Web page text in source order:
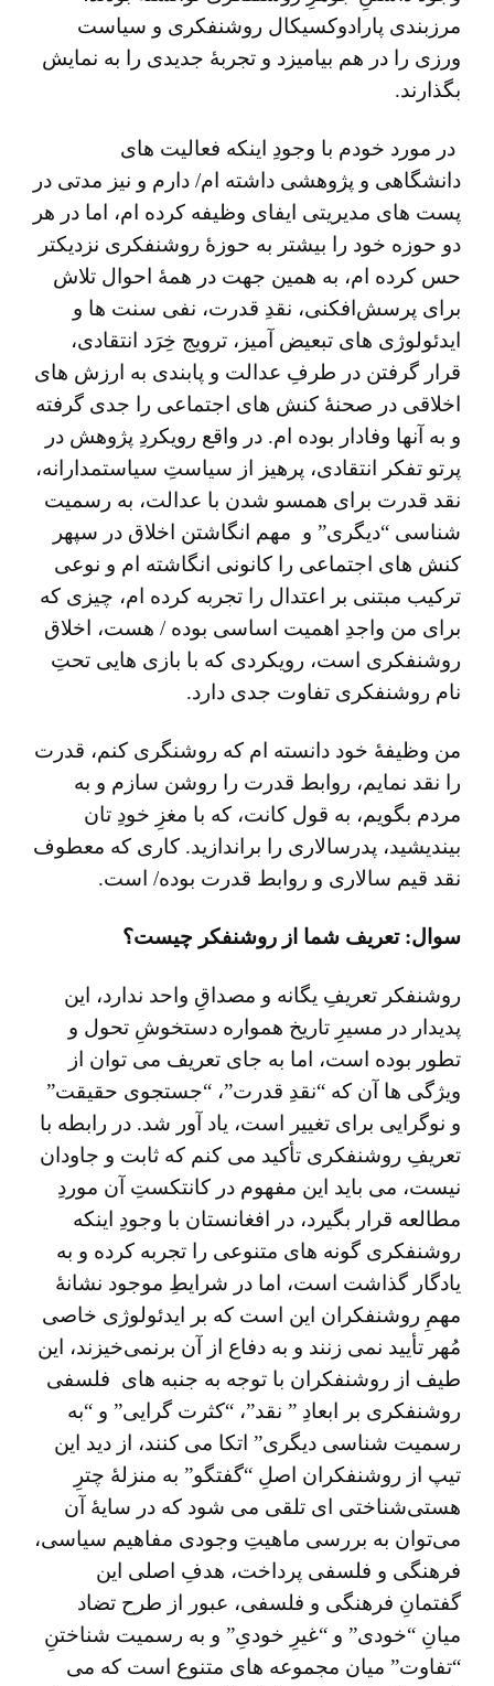
مرزبندی پارادوکسیکال روشنفکری و سیاست
ورزی را در هم بیامیزد و تجربۀ جدیدی را به نمایش
بگذارند.
در مورد خودم با وجودِ اینکه فعالیت های
دانشگاهی و پژوهشی داشته ام/ دارم و نیز مدتی در
پست های مدیریتی ایفای وظیفه کرده ام، اما در هر
دو حوزه خود را بیشتر به حوزۀ روشنفکری نزدیکتر
حس کرده ام، به همین جهت در همۀ احوال تلاش
برای پرسش‌افکنی، نقدِ قدرت، نفی سنت ‌ها و
ایدئولوژی ‌های تبعیض آمیز، ترویج خِرَد انتقادی،
قرار گرفتن در طرفِ عدالت و پابندی به ارزش های
اخلاقی در صحنۀ کنش های اجتماعی را جدی گرفته
و به آنها وفادار بوده ام. در واقع رویکردِ پژوهش در
پرتو تفکر انتقادی، پرهیز از سیاستِ سیاستمدارانه،
نقد قدرت برای همسو شدن با عدالت، به رسمیت
شناسی “دیگری” و مهم انگاشتن اخلاق در سپهر
کنش های اجتماعی را کانونی انگاشته ام و نوعی
ترکیب مبتنی بر اعتدال را تجربه کرده ام، چیزی که
برای من واجدِ اهمیت اساسی بوده / هست، اخلاق
روشنفکری است، رویکردی که با بازی هایی تحتِ
نام روشنفکری تفاوت جدی دارد.
من وظیفۀ خود دانسته ام که روشنگری کنم، قدرت
را نقد نمایم، روابط قدرت را روشن سازم و به
مردم بگویم، به قول کانت، که با مغزِ خودِ تان
بیندیشید، پدرسالاری را براندازید. کاری که معطوف
نقد قیم سالاری و روابط قدرت بوده/ است.
سوال: تعریف شما از روشنفکر چیست؟
روشنفکر تعریفِ یگانه و مصداقِ واحد ندارد، این
پدیدار در مسیرِ تاریخ همواره دستخوشِ تحول و
تطور بوده است، اما به جای تعریف می توان از
ویژگی ها آن که “نقدِ قدرت”، “جستجوی حقیقت”
و نوگرایی برای تغییر است، یاد آور شد. در رابطه با
تعریفِ روشنفکری تأکید می کنم که ثابت و جاودان
نیست، می باید این مفهوم در کانتکستِ آن موردِ
مطالعه قرار بگیرد، در افغانستان با وجودِ اینکه
روشنفکری گونه های متنوعی را تجربه کرده و به
یادگار گذاشت است، اما در شرایطِ موجود نشانۀ
مهمِ روشنفکران این است که بر ایدئولوژی خاصی
مُهر تأیید نمی ‌زنند و به دفاع از آن برنمی‌خیزند، این
طیف از روشنفکران با توجه به جنبه های فلسفی
روشنفکری بر ابعادِ ” نقد”، “کثرت گرایی” و “به
رسمیت شناسی دیگری” اتکا می کنند، از دید این
تیپ از روشنفکران اصلِ “گفتگو” به منزلۀ چترِ
هستی‌شناختی ای تلقی می شود که در سایۀ آن
می‌توان به بررسی ماهیتِ وجودی مفاهیم سیاسی،
فرهنگی و فلسفی پرداخت، هدفِ اصلی این
گفتمانِ فرهنگی و فلسفی، عبور از طرح تضاد
میانِ “خودی” و “غیرِ خودیِ” و به رسمیت شناختنِ
“تفاوت” میان مجموعه های متنوع است که می